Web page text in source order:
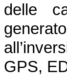
delle
GPS,